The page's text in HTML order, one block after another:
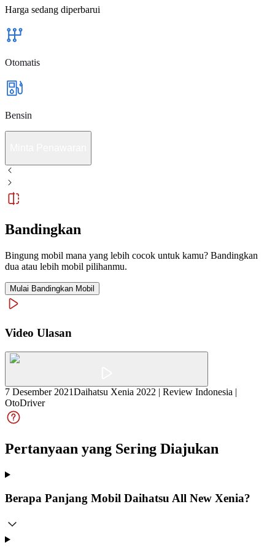
Harga sedang diperbarui
Otomatis
Bensin
Bandingkan
Bingung mobil mana yang lebih cocok untuk kamu? Bandingkan
dua atau lebih mobil pilihanmu.
Mulai Bandingkan Mobil
Video Ulasan
7 Desember 2021Daihatsu Xenia 2022 | Review Indonesia |
OtoDriver
Pertanyaan yang Sering Diajukan
Berapa Panjang Mobil Daihatsu All New Xenia?